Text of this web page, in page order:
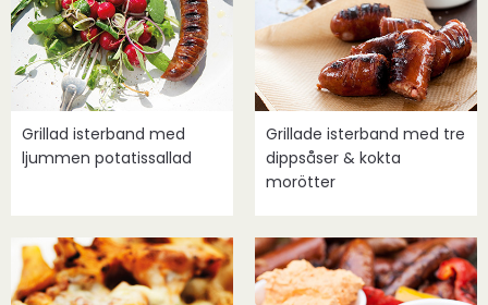
Grillad isterband med
ljummen potatissallad
Grillade isterband med tre
dippsåser & kokta
morötter